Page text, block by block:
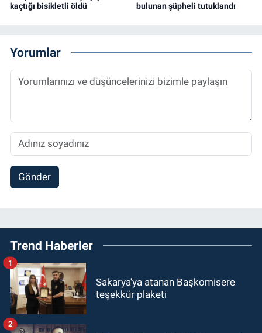
kaçtığı bisikletli öldü
bulunan şüpheli tutuklandı
Yorumlar
Gönder
Trend Haberler
Sakarya'ya atanan Başkomisere
teşekkür plaketi
1
2